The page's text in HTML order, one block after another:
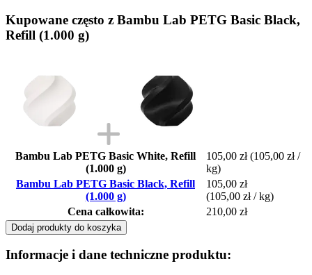
Kupowane często z Bambu Lab PETG Basic Black,
Refill (1.000 g)
Bambu Lab PETG Basic White, Refill
(1.000 g)
105,00 zł (105,00 zł /
kg)
Bambu Lab PETG Basic Black, Refill
(1.000 g)
105,00 zł
(105,00 zł / kg)
Cena całkowita:
210,00 zł
Dodaj produkty do koszyka
Informacje i dane techniczne produktu: